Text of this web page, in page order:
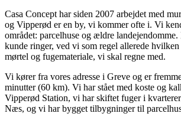
Casa Concept har siden 2007 arbejdet med
og Vipperød er en by, vi kommer ofte i. Vi
området: parcelhuse og ældre
kunde ringer, ved vi som regel allerede
mørtel og fugemateriale, vi skal regne med.
Vi kører fra vores adresse i Greve og er
minutter (60 km). Vi har stået med koste og
Vipperød Station, vi har skiftet fuger i
Næs, og vi har bygget tilbygninger til